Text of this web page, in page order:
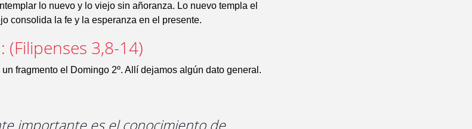
lo nuevo y lo viejo sin añoranza. Lo nuevo templa el
consolida la fe y la esperanza en el presente.
(Filipenses 3,8-14)
fragmento el Domingo 2º. Allí dejamos algún dato general.
importante es el conocimiento de